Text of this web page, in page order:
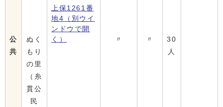
公
共
ぬく
もり
の里
（糸
貫公
民
上保1261番
地4 （別ウイ
ンドウで開
く）
〃 〃
30
人